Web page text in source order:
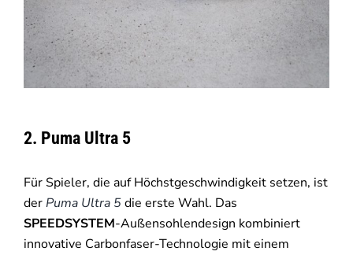
2. Puma Ultra 5
Für Spieler, die auf Höchstgeschwindigkeit setzen, ist
derPuma Ultra 5die erste Wahl. Das
SPEEDSYSTEM-Außensohlendesign kombiniert
innovative Carbonfaser-Technologie mit einem